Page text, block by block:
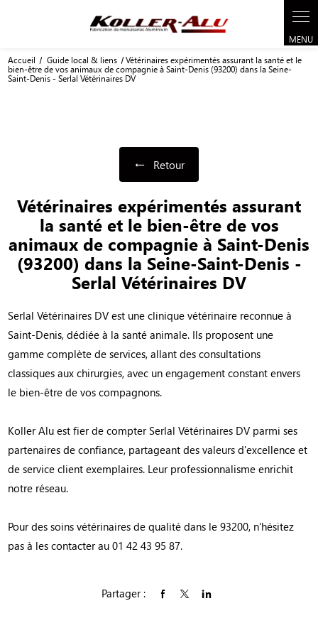
Accueil Guide local & liens
Vétérinaires expérimentés assurant la santé et le
bien-être de vos animaux de compagnie à Saint-Denis (93200) dans la Seine-
Saint-Denis - Serlal Vétérinaires DV
Retour
Vétérinaires expérimentés assurant
la santé et le bien-être de vos
animaux de compagnie à Saint-Denis
(93200) dans la Seine-Saint-Denis -
Serlal Vétérinaires DV
Serlal Vétérinaires DV est une clinique vétérinaire reconnue à
Saint-Denis, dédiée à la santé animale. Ils proposent une
gamme complète de services, allant des consultations
classiques aux chirurgies, avec un engagement constant envers
le bien-être de vos compagnons.
Koller Alu est fier de compter Serlal Vétérinaires DV parmi ses
partenaires de confiance, partageant des valeurs d'excellence et
de service client exemplaires. Leur professionnalisme enrichit
notre réseau.
Pour des soins vétérinaires de qualité dans le 93200, n'hésitez
pas à les contacter au 01 42 43 95 87.
Partager :